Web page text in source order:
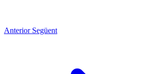
Anterior Següent